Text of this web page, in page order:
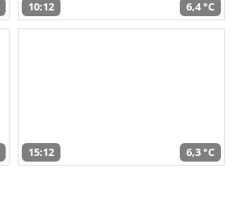
10:12 6,4 °C
15:12 6,3 °C